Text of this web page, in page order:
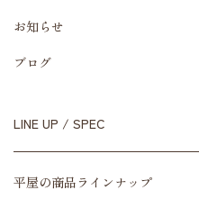
お知らせ
ブログ
LINE UP / SPEC
平屋の商品ラインナップ